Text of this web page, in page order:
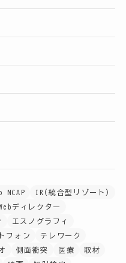
NCAP
IR(統合型リゾート)
ディレクター
エスノグラフィ
フォン
テレワーク
側面衝突 医療
取材